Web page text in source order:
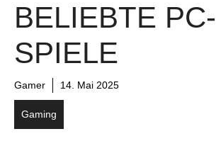
BELIEBTE PC-
SPIELE
Gamer 14. Mai 2025
Gaming